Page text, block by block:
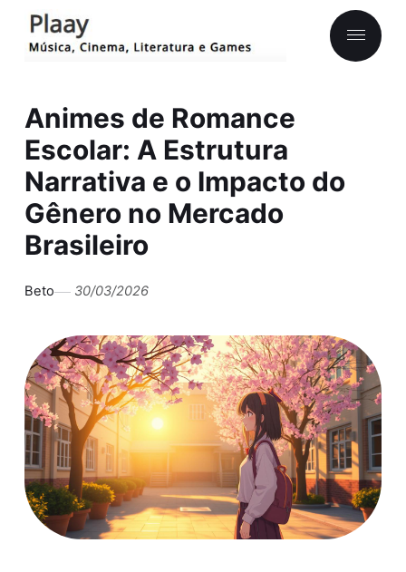
Animes de Romance
Escolar: A Estrutura
Narrativa e o Impacto do
Gênero no Mercado
Brasileiro
Beto 30/03/2026